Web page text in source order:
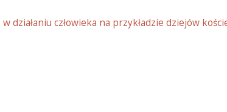
działaniu człowieka na przykładzie dziejów